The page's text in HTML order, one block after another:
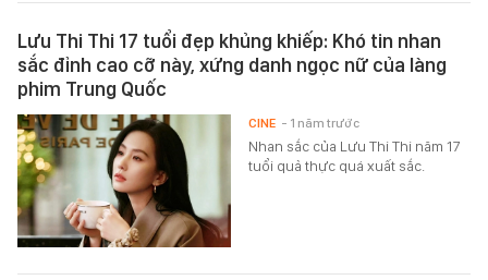
Lưu Thi Thi 17 tuổi đẹp khủng khiếp: Khó tin nhan
sắc đỉnh cao cỡ này, xứng danh ngọc nữ của làng
phim Trung Quốc
Nhan sắc của Lưu Thi Thi năm 17
tuổi quả thực quá xuất sắc.
CINE - 1 năm trước